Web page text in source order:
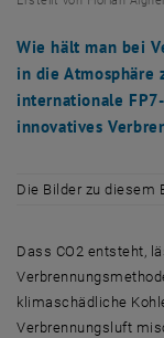
Wie hält man bei
in die Atmosphäre
internationale FP7-
innovatives
Die Bilder zu diesem
Dass CO2 entsteht,
klimaschädliche
Verbrennungsluft